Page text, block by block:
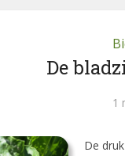
De
1
De